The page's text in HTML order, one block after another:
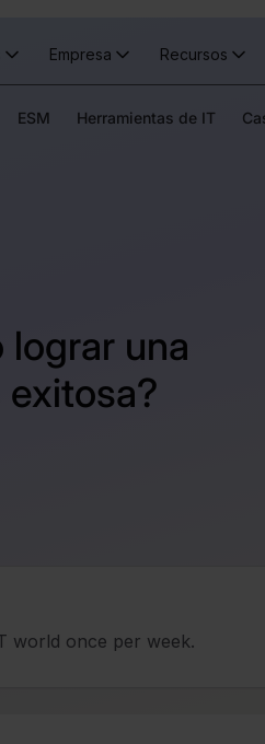
Empresa Recursos
ESM Herramientas de IT
lograr una
world once per week.